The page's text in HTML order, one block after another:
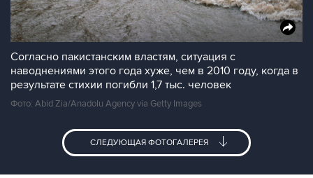
Согласно пакистанским властям, ситуация с
наводнениями этого года хуже, чем в 2010 году, когда в
результате стихии погибли 1,7 тыс. человек
Фото: Abid Zia/Anadolu Agency via Getty Images
СЛЕДУЮЩАЯ ФОТОГАЛЕРЕЯ